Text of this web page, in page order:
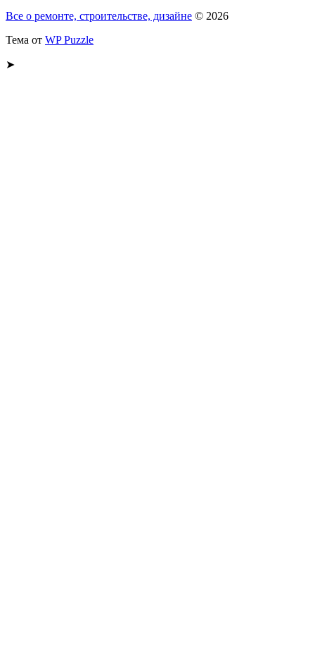
Все о ремонте, строительстве, дизайне © 2026
Тема от WP Puzzle
➤